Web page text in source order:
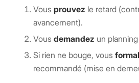
Vous prouvez le retard
avancement).
Vous demandez un
Si rien ne bouge, vous
recommandé (mise en